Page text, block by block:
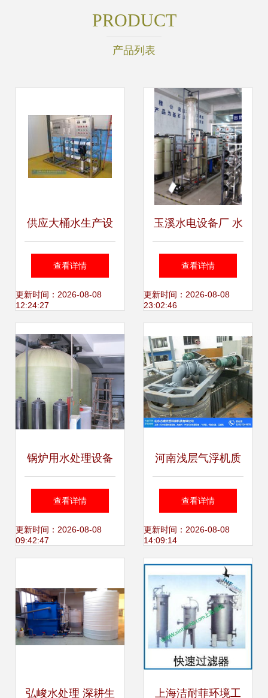
PRODUCT
产品列表
供应大桶水生产设
备 环海水处理助力
水处理设备研发与
创新
查看详情
更新时间：2026-08-08
12:24:27
玉溪水电设备厂 水
处理设备研发的领
军者
查看详情
更新时间：2026-08-08
23:02:46
锅炉用水处理设备
的研发现状与展望
查看详情
更新时间：2026-08-08
09:42:47
河南浅层气浮机质
量卓越，方盛天然
环保科技引领水处
理设备研发新高度
查看详情
更新时间：2026-08-08
14:09:14
弘峻水处理 深耕生 上海洁耐菲环境工